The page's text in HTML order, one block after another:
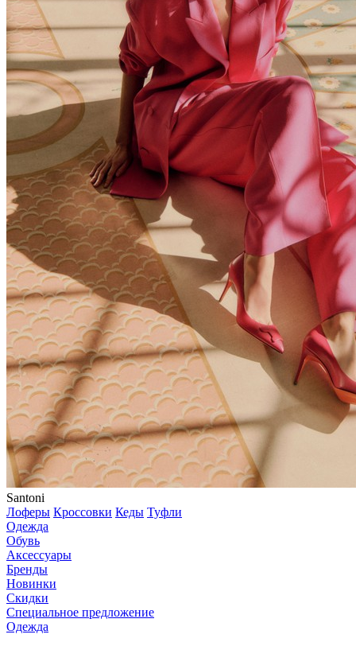
Santoni
Лоферы Кроссовки Кеды Туфли
Одежда
Обувь
Аксессуары
Бренды
Новинки
Скидки
Специальное предложение
Одежда